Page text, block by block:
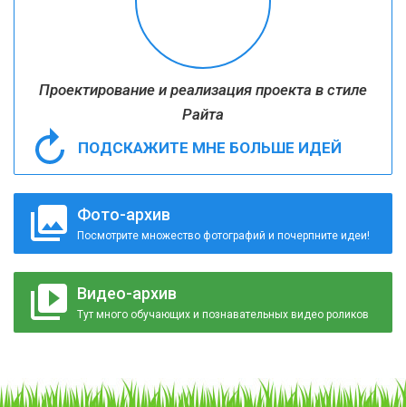
Проектирование и реализация проекта в стиле
Райта
ПОДСКАЖИТЕ МНЕ БОЛЬШЕ ИДЕЙ
Фото-архив
Посмотрите множество фотографий и почерпните идеи!
Видео-архив
Тут много обучающих и познавательных видео роликов